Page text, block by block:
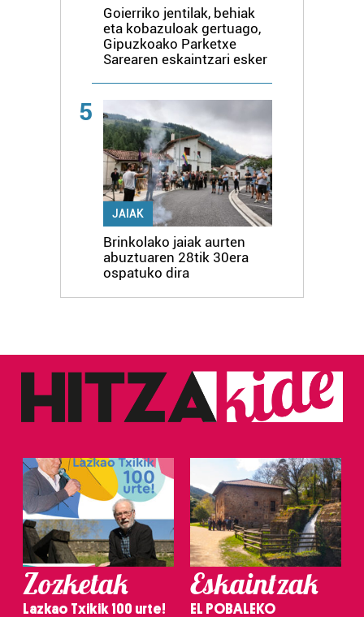
Goierriko jentilak, behiak
eta kobazuloak gertuago,
Gipuzkoako Parketxe
Sarearen eskaintzari esker
5
JAIAK
Brinkolako jaiak aurten
abuztuaren 28tik 30era
ospatuko dira
Zozketak
Lazkao Txikik 100 urte!
Eskaintzak
EL POBALEKO